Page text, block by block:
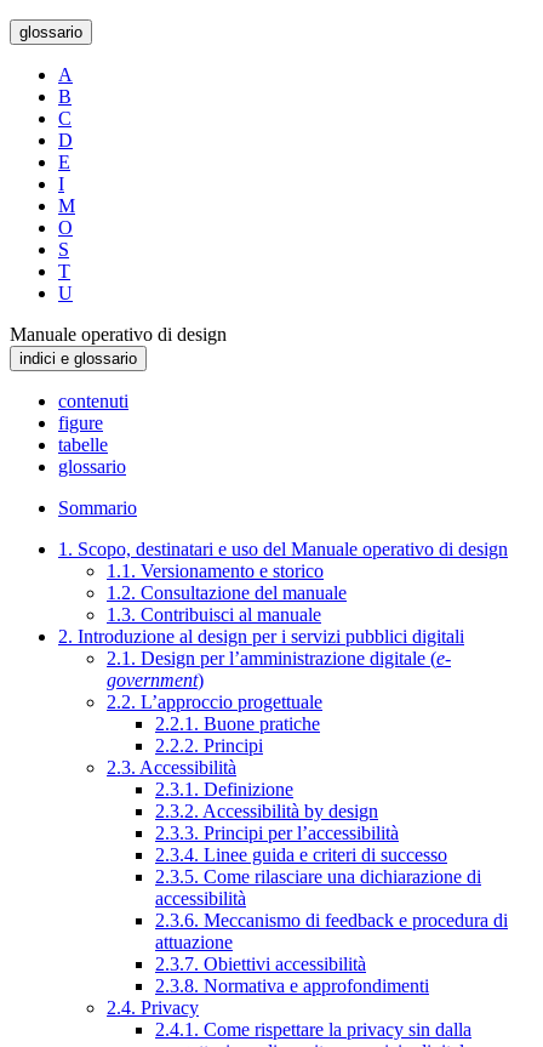
glossario
A
B
C
D
E
I
M
O
S
T
U
Manuale operativo di design
indici e glossario
contenuti
figure
tabelle
glossario
Sommario
1. Scopo, destinatari e uso del Manuale operativo di design
1.1. Versionamento e storico
1.2. Consultazione del manuale
1.3. Contribuisci al manuale
2. Introduzione al design per i servizi pubblici digitali
2.1. Design per l’amministrazione digitale (e-
government)
2.2. L’approccio progettuale
2.2.1. Buone pratiche
2.2.2. Principi
2.3. Accessibilità
2.3.1. Definizione
2.3.2. Accessibilità by design
2.3.3. Principi per l’accessibilità
2.3.4. Linee guida e criteri di successo
2.3.5. Come rilasciare una dichiarazione di
accessibilità
2.3.6. Meccanismo di feedback e procedura di
attuazione
2.3.7. Obiettivi accessibilità
2.3.8. Normativa e approfondimenti
2.4. Privacy
2.4.1. Come rispettare la privacy sin dalla